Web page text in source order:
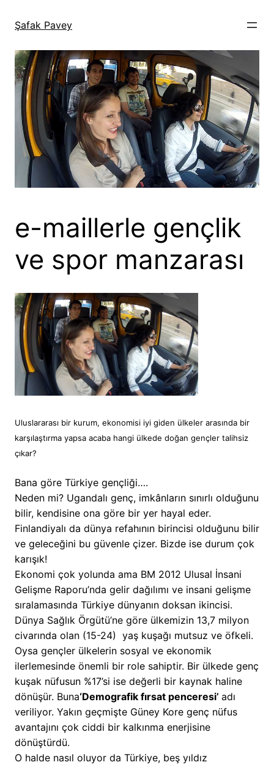
geçŞafak Pavey
e-maillerle gençlik
ve spor manzarası
Uluslararası bir kurum, ekonomisi iyi giden ülkeler arasında bir
karşılaştırma yapsa acaba hangi ülkede doğan gençler talihsiz
çıkar?
Bana göre Türkiye gençliği….
Neden mi? Ugandalı genç, imkânların sınırlı olduğunu
bilir, kendisine ona göre bir yer hayal eder.
Finlandiyalı da dünya refahının birincisi olduğunu bilir
ve geleceğini bu güvenle çizer. Bizde ise durum çok
karışık!
Ekonomi çok yolunda ama BM 2012 Ulusal İnsani
Gelişme Raporu’nda gelir dağılımı ve insani gelişme
sıralamasında Türkiye dünyanın doksan ikincisi.
Dünya Sağlık Örgütü’ne göre ülkemizin 13,7 milyon
civarında olan (15-24) yaş kuşağı mutsuz ve öfkeli.
Oysa gençler ülkelerin sosyal ve ekonomik
ilerlemesinde önemli bir role sahiptir. Bir ülkede genç
kuşak nüfusun %17’si ise değerli bir kaynak haline
dönüşür. Buna‘Demografik fırsat penceresi’ adı
veriliyor. Yakın geçmişte Güney Kore genç nüfus
avantajını çok ciddi bir kalkınma enerjisine
dönüştürdü.
O halde nasıl oluyor da Türkiye, beş yıldız